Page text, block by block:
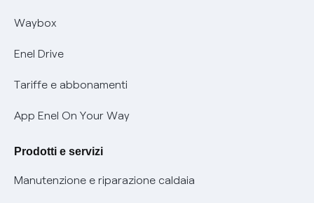
Offerta Tutela Vulnerabilità Gas
Mobilità Elettrica
Phishing e truffe online
Verifica chi ti ha chiamato
Informativa RAEE
Waybox
Enel Drive
Tariffe e abbonamenti
App Enel On Your Way
Prodotti e servizi
Manutenzione e riparazione caldaia